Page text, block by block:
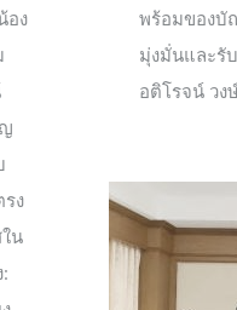
อง
ง
น
พร้อมของบั
มุ่งมั่นและรั
อติโรจน์ วง